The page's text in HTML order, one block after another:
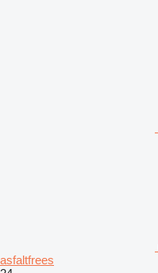
asfaltfrees